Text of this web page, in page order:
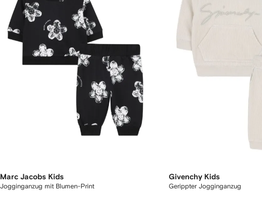
Marc Jacobs Kids
Jogginganzug mit Blumen-Print
Givenchy Kids
Gerippter Jogginganzug